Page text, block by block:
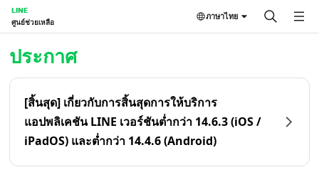
LINE
ศูนย์ช่วยเหลือ
ภาษาไทย
ประกาศ
[สิ้นสุด] เกี่ยวกับการสิ้นสุดการให้บริการ
แอปพลิเคชัน LINE เวอร์ชันต่ำกว่า 14.6.3 (iOS /
iPadOS) และต่ำกว่า 14.4.6 (Android)